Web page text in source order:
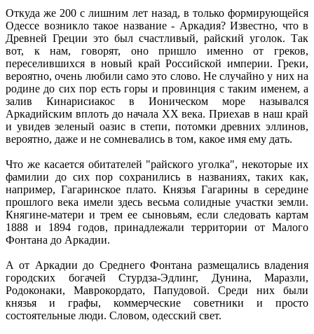
Откуда же 200 с лишним лет назад, в только формирующейся
Одессе возникло такое название - Аркадия? Известно, что в
Древней Греции это был счастливый, райский уголок. Так
вот, к нам, говорят, оно пришло именно от греков,
переселившихся в новый край Российской империи. Греки,
вероятно, очень любили само это слово. Не случайно у них на
родине до сих пор есть горы и провинция с таким именем, а
залив Кинарисиакос в Ионическом море назывался
Аркадийским вплоть до начала ХХ века. Приехав в наш край
и увидев зеленый оазис в степи, потомки древних эллинов,
вероятно, даже и не сомневались в том, какое имя ему дать.
Что же касается обитателей "райского уголка", некоторые их
фамилии до сих пор сохранились в названиях, таких как,
например, Гагаринское плато. Князья Гагарины в середине
прошлого века имели здесь весьма солидные участки земли.
Княгине-матери и трем ее сыновьям, если следовать картам
1888 и 1894 годов, принадлежали территории от Малого
Фонтана до Аркадии.
А от Аркадии до Среднего Фонтана размещались владения
городских богачей Стурдза-Эдлинг, Дунина, Маразли,
Родоконаки, Маврокордато, Папудовой. Среди них были
князья и графы, коммерческие советники и просто
состоятельные люди. Словом, одесский свет.